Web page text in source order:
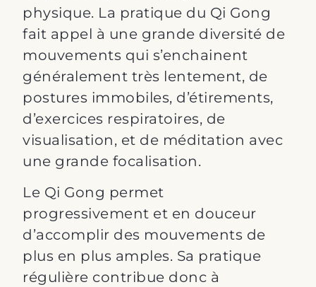
physique. La pratique du Qi Gong
fait appel à une grande diversité de
mouvements qui s’enchainent
généralement très lentement, de
postures immobiles, d’étirements,
d’exercices respiratoires, de
visualisation, et de méditation avec
une grande focalisation.
Le Qi Gong permet
progressivement et en douceur
d’accomplir des mouvements de
plus en plus amples. Sa pratique
régulière contribue donc à